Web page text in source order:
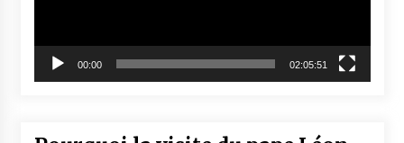
00:00 02:05:51